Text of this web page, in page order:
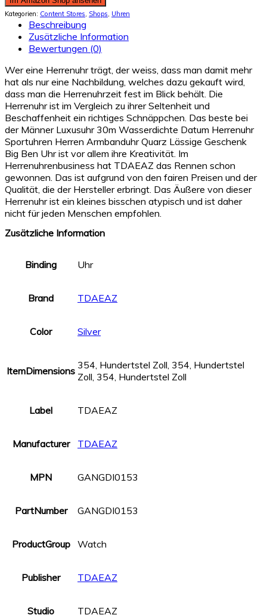
Kategorien: Content Stores, Shops, Uhren
Beschreibung
Zusätzliche Information
Bewertungen (0)
Wer eine Herrenuhr trägt, der weiss, dass man damit mehr
hat als nur eine Nachbildung, welches dazu gekauft wird,
dass man die Herrenuhrzeit fest im Blick behält. Die
Herrenuhr ist im Vergleich zu ihrer Seltenheit und
Beschaffenheit ein richtiges Schnäppchen. Das beste bei
der Männer Luxusuhr 30m Wasserdichte Datum Herrenuhr
Sportuhren Herren Armbanduhr Quarz Lässige Geschenk
Big Ben Uhr ist vor allem ihre Kreativität. Im
Herrenuhrenbusiness hat TDAEAZ das Rennen schon
gewonnen. Das ist aufgrund von den fairen Preisen und der
Qualität, die der Hersteller erbringt. Das Äußere von dieser
Herrenuhr ist ein kleines bisschen atypisch und ist daher
nicht für jeden Menschen empfohlen.
Zusätzliche Information
Binding Uhr
Brand TDAEAZ
Color Silver
ItemDimensions 354, Hundertstel Zoll, 354, Hundertstel
Zoll, 354, Hundertstel Zoll
Label TDAEAZ
Manufacturer TDAEAZ
MPN GANGDI0153
PartNumber GANGDI0153
ProductGroup Watch
Publisher TDAEAZ
Studio TDAEAZ